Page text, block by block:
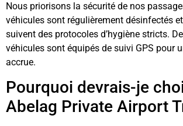
Nous priorisons la sécurité de nos
véhicules sont régulièrement désinfectés
suivent des protocoles d’hygiène stricts.
véhicules sont équipés de suivi GPS pour
accrue.
Pourquoi devrais-je
Abelag Private Airport